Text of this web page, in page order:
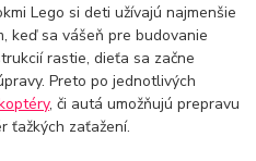
Lego si deti užívajú najmenšie
keď sa vášeň pre budovanie
rastie, dieťa sa začne
Preto po jednotlivých
, či autá umožňujú prepravu
ťažkých zaťažení.